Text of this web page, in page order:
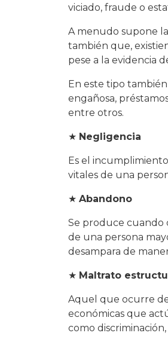
viciado, fraude o
A menudo supone
también que,
pese a la evidencia
En este tipo
engañosa,
entre otros.
★ Negligencia
Es el
vitales de una
★ Abandono
Se produce cuando
de una persona
desampara de
★ Maltrato
Aquel que ocurre
económicas que
como